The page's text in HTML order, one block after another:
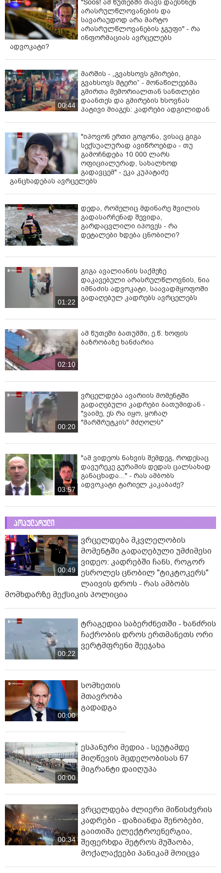
"Soos! ამ წუთებში თავს დაესხნენ
არასრულწლოვანების და
სავარაუდოდ არა მარტო
არასრულწლოვანების ჯგუფი" - რა
ინფორმაციას ავრცელებს
ადვოკატი?
00:44
მარშის - „გვახსოვს გმირები,
გვახსოვს მტერი” - მონაწილეებმა
გმირთა მემორიალთან სანთლები
დაანთეს და გმირების ხსოვნას
პატივი მიაგეს: კადრები ადგილიდან
"იპოვონ ერთი გოგონა, ვისაც გიგა
სექსუალურად ავიწროებდა - თუ
გამოჩნდება 10 000 ლარს
ოფიციალურად, სახალხოდ
გადავცემ" - ეკა კუპატაძე
განცხადებას ავრცელებს
დედა, რომელიც მდინარე შვილის
გადასარჩენად შევიდა,
გარდაცვლილი იპოვეს - რა
დეტალები ხდება ცნობილი?
01:22
გიგა ავალიანის საქმეზე
დაკავებული არასრულწლოვნის, ნია
იმნაძის ადვოკატი, საავადმყოფოში
გადაღებულ კადრებს ავრცელებს
02:10
ამ წუთეში ბათუმში, ე.წ. ხოფის
ბაზრობაზე ხანძარია
00:20
ვრცელდება ავარიის მომენტში
გადაღებული კადრები ბათუმიდან -
"ვაიმე, ეს რა იყო, ყოჩაღ
"მარშრუტკის" მძღოლს"
03:57
"ამ ვიდეოს ნახვის შემდეგ, როდესაც
დავურეკე გურამის დედას ცალსახად
განაცხადა..." - რას ამბობს
ადვოკატი ტარიელ კაკაბაძე?
პოპულარული
00:49
ვრცელდება მკვლელობის
მომენტში გადაღებული უმძიმესი
ვიდეო: კადრებში ჩანს, როგორ
ესროლეს ცნობილ "ტიკტოკერს"
ლაივის დროს - რას ამბობს
მომხდარზე მექსიკის პოლიცია
00:22
ტრაგედია საბერძნეთში - ხანძრის
ჩაქრობის დროს ერთმანეთს ორი
ვერტმფრენი შეეჯახა
00:00
სომხეთის
მთავრობა
გადადგა
00:00
ესპანური მედია - სეუტამდე
მიღწევის მცდელობისას 67
მიგრანტი დაიღუპა
00:34
ვრცელდება ძლიერი მიწისძვრის
კადრები - დაზიანდა შენობები,
გაითიშა ელექტროენერგია,
შეფერხდა მეტროს მუშაობა,
მოქალაქეები პანიკამ მოიცვა